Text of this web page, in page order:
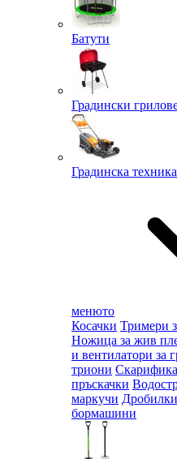
Батути
Градински
Градинска техника
менюто
Косачки Тримери
Ножица за жив
и вентилатори за
триони
пръскачки
маркучи
бормашини